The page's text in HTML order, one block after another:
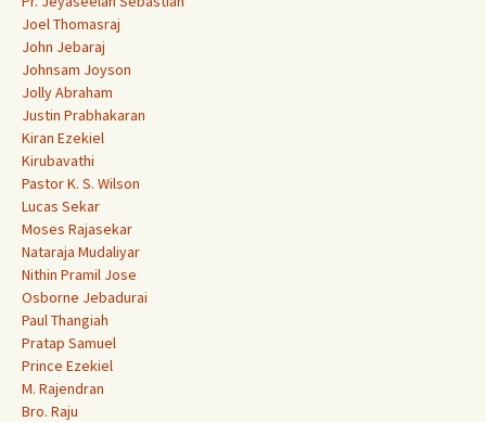
Joel Thomasraj
John Jebaraj
Johnsam Joyson
Jolly Abraham
Justin Prabhakaran
Kiran Ezekiel
Kirubavathi
Pastor K. S. Wilson
Lucas Sekar
Moses Rajasekar
Nataraja Mudaliyar
Nithin Pramil Jose
Osborne Jebadurai
Paul Thangiah
Pratap Samuel
Prince Ezekiel
M. Rajendran
Bro. Raju